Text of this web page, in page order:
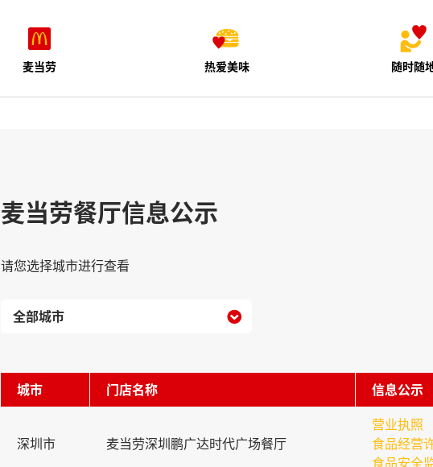
麦当劳 热爱美味 随时随
麦当劳餐厅信息公示
请您选择城市进行查看

城市 门店名称 信息公示
深圳市 麦当劳深圳鹏广达时代广场餐厅
营业执照
食品经营
食品安全